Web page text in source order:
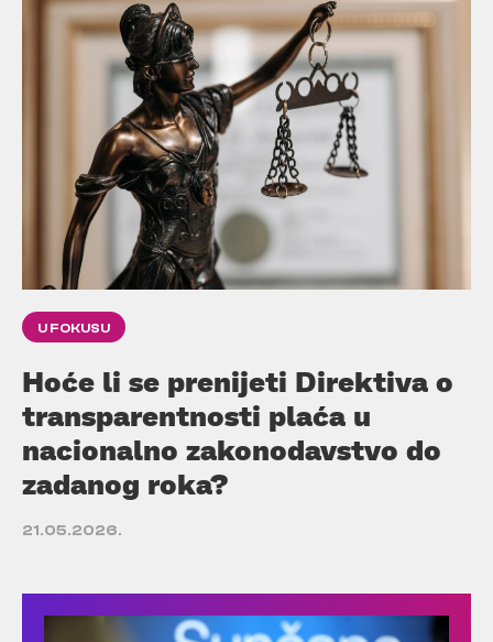
U FOKUSU
Hoće li se prenijeti Direktiva o
transparentnosti plaća u
nacionalno zakonodavstvo do
zadanog roka?
21.05.2026.